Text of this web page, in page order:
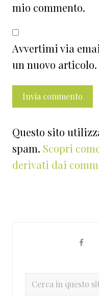
mio commento.
Avvertimi via
un nuovo articolo.
Questo sito
spam. Scopri
derivati dai
primaria
Cerca